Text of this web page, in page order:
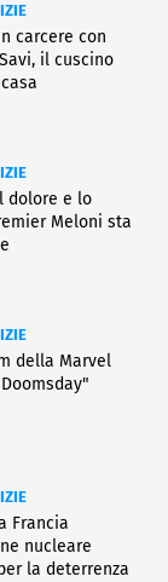
carcere con
il cuscino
dolore e lo
Meloni sta
della Marvel
Francia
nucleare
la deterrenza